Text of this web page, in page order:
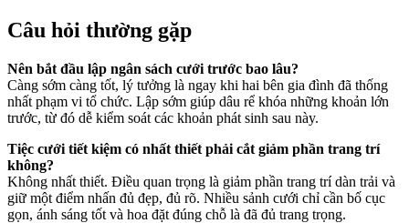
Câu hỏi thường gặp
Nên bắt đầu lập ngân sách cưới trước bao lâu?
Càng sớm càng tốt, lý tưởng là ngay khi hai bên gia đình đã thống
nhất phạm vi tổ chức. Lập sớm giúp dâu rể khóa những khoản lớn
trước, từ đó dễ kiểm soát các khoản phát sinh sau này.
Tiệc cưới tiết kiệm có nhất thiết phải cắt giảm phần trang trí
không?
Không nhất thiết. Điều quan trọng là giảm phần trang trí dàn trải và
giữ một điểm nhấn đủ đẹp, đủ rõ. Nhiều sảnh cưới chỉ cần bố cục
gọn, ánh sáng tốt và hoa đặt đúng chỗ là đã đủ trang trọng.